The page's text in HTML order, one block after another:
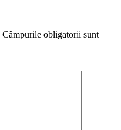
Câmpurile obligatorii sunt